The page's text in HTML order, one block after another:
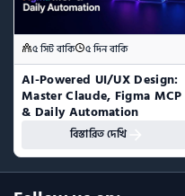
৫ সিট বাকি ৫ দিন বাকি
AI-Powered UI/UX Design:
Master Claude, Figma MCP
& Daily Automation
বিস্তারিত দেখি